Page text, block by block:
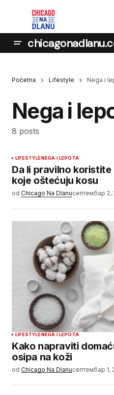
Početna Lifestyle Nega i
Nega i
8 posts
LIFESTYLE NEGA I LEPOTA
Da li pravilno koristite
koje oštećuju kosu
od Chicago Na Dlanuсептембар 2,
LIFESTYLENEGA I LEPOTA
Kako napraviti
osipa na koži
od Chicago Na Dlanuсептембар 1,